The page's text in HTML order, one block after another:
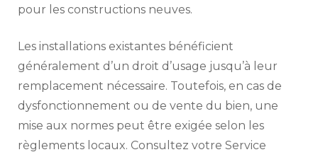
pour les constructions neuves.
Les installations existantes bénéficient
généralement d’un droit d’usage jusqu’à leur
remplacement nécessaire. Toutefois, en cas de
dysfonctionnement ou de vente du bien, une
mise aux normes peut être exigée selon les
règlements locaux. Consultez votre Service